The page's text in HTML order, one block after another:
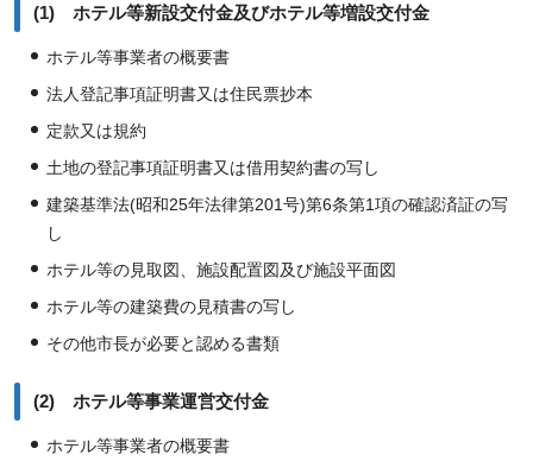
(1) ホテル等新設交付金及びホテル等増設交付金
ホテル等事業者の概要書
法人登記事項証明書又は住民票抄本
定款又は規約
土地の登記事項証明書又は借用契約書の写し
建築基準法(昭和25年法律第201号)第6条第1項の確認済証の写
し
ホテル等の見取図、施設配置図及び施設平面図
ホテル等の建築費の見積書の写し
その他市長が必要と認める書類
(2) ホテル等事業運営交付金
ホテル等事業者の概要書